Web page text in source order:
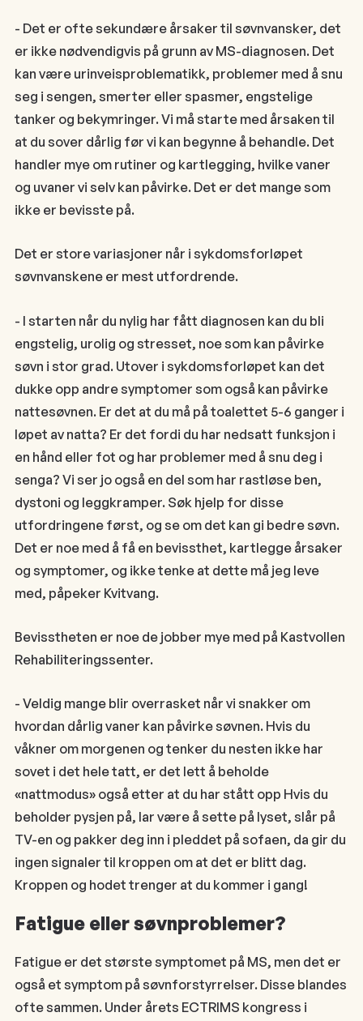
- Det er ofte sekundære årsaker til søvnvansker, det
er ikke nødvendigvis på grunn av MS-diagnosen. Det
kan være urinveisproblematikk, problemer med å snu
seg i sengen, smerter eller spasmer, engstelige
tanker og bekymringer. Vi må starte med årsaken til
at du sover dårlig før vi kan begynne å behandle. Det
handler mye om rutiner og kartlegging, hvilke vaner
og uvaner vi selv kan påvirke. Det er det mange som
ikke er bevisste på.
Det er store variasjoner når i sykdomsforløpet
søvnvanskene er mest utfordrende.
- I starten når du nylig har fått diagnosen kan du bli
engstelig, urolig og stresset, noe som kan påvirke
søvn i stor grad. Utover i sykdomsforløpet kan det
dukke opp andre symptomer som også kan påvirke
nattesøvnen. Er det at du må på toalettet 5-6 ganger i
løpet av natta? Er det fordi du har nedsatt funksjon i
en hånd eller fot og har problemer med å snu deg i
senga? Vi ser jo også en del som har rastløse ben,
dystoni og leggkramper. Søk hjelp for disse
utfordringene først, og se om det kan gi bedre søvn.
Det er noe med å få en bevissthet, kartlegge årsaker
og symptomer, og ikke tenke at dette må jeg leve
med, påpeker Kvitvang.
Bevisstheten er noe de jobber mye med på Kastvollen
Rehabiliteringssenter.
- Veldig mange blir overrasket når vi snakker om
hvordan dårlig vaner kan påvirke søvnen. Hvis du
våkner om morgenen og tenker du nesten ikke har
sovet i det hele tatt, er det lett å beholde
«nattmodus» også etter at du har stått opp Hvis du
beholder pysjen på, lar være å sette på lyset, slår på
TV-en og pakker deg inn i pleddet på sofaen, da gir du
ingen signaler til kroppen om at det er blitt dag.
Kroppen og hodet trenger at du kommer i gang!
Fatigue eller søvnproblemer?
Fatigue er det største symptomet på MS, men det er
også et symptom på søvnforstyrrelser. Disse blandes
ofte sammen. Under årets ECTRIMS kongress i